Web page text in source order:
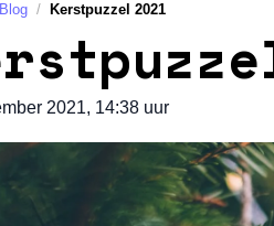
Blog Kerstpuzzel 2021
2021, 14:38 uur